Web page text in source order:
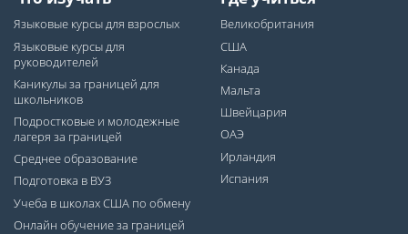
Языковые курсы для взрослых
Языковые курсы для
руководителей
Каникулы за границей для
школьников
Подростковые и молодежные
лагеря за границей
Среднее образование
Подготовка в ВУЗ
Учеба в школах США по обмену
Онлайн обучение за границей
Великобритания
США
Канада
Мальта
Швейцария
ОАЭ
Ирландия
Испания